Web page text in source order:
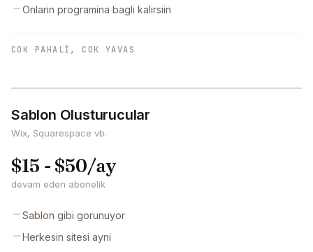
Onlarin programina bagli kalirsiin
COK PAHALI, COK YAVAS
Sablon Olusturucular
Wix, Squarespace vb.
$15 - $50/ay
devam eden abonelik
Sablon gibi gorunuyor
Herkesin sitesi ayni